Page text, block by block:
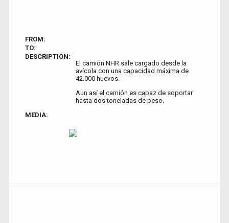
FROM:
TO:
DESCRIPTION:
El camión NHR sale cargado desde la
avícola con una capacidad máxima de
42.000 huevos.
Aun así el camión es capaz de soportar
hasta dos toneladas de peso.
MEDIA: